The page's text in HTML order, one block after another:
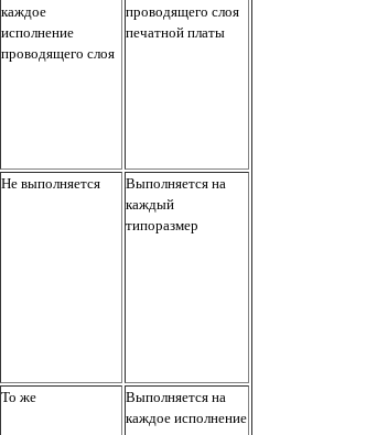
каждое
исполнение
проводящего слоя
проводящего слоя
печатной платы
Не выполняется
Выполняется на
каждый
типоразмер
То же
Выполняется на
каждое исполнение